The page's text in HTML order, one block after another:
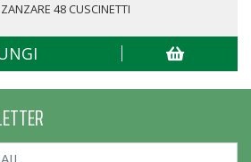
48 CUSCINETTI